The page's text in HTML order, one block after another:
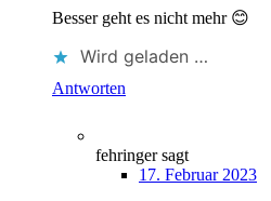
Besser geht es nicht mehr 😊
Wird geladen …
Antworten
fehringersagt
17. Februar 2023